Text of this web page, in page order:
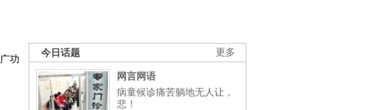
更多
今日话题
网言网语
病童候诊痛苦躺地无人让，
悲！
功